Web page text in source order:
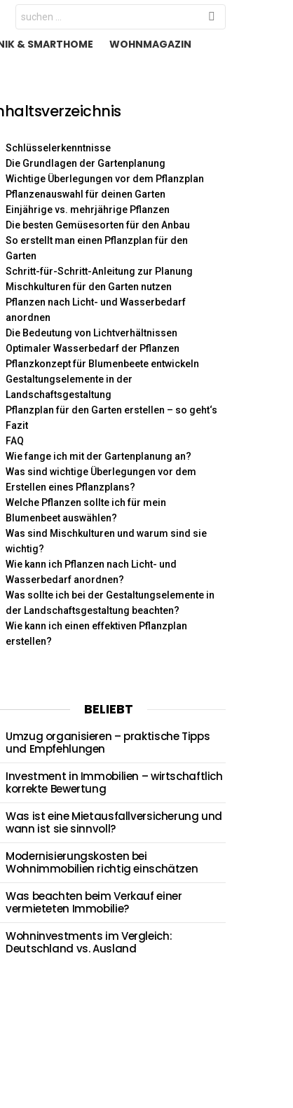
Search
for:
& SMARTHOME WOHNMAGAZIN
Schlüsselerkenntnisse
Die Grundlagen der Gartenplanung
Wichtige Überlegungen vor dem Pflanzplan
Pflanzenauswahl für deinen Garten
Einjährige vs. mehrjährige Pflanzen
Die besten Gemüsesorten für den Anbau
So erstellt man einen Pflanzplan für den
Garten
Schritt-für-Schritt-Anleitung zur Planung
Mischkulturen für den Garten nutzen
Pflanzen nach Licht- und Wasserbedarf
anordnen
Die Bedeutung von Lichtverhältnissen
Optimaler Wasserbedarf der Pflanzen
Pflanzkonzept für Blumenbeete entwickeln
Gestaltungselemente in der
Landschaftsgestaltung
Pflanzplan für den Garten erstellen – so geht‘s
Fazit
FAQ
Wie fange ich mit der Gartenplanung an?
Was sind wichtige Überlegungen vor dem
Erstellen eines Pflanzplans?
Welche Pflanzen sollte ich für mein
Blumenbeet auswählen?
Was sind Mischkulturen und warum sind sie
wichtig?
Wie kann ich Pflanzen nach Licht- und
Wasserbedarf anordnen?
Was sollte ich bei der Gestaltungselemente in
der Landschaftsgestaltung beachten?
Wie kann ich einen effektiven Pflanzplan
erstellen?
BELIEBT
Umzug organisieren – praktische Tipps
und Empfehlungen
Investment in Immobilien – wirtschaftlich
korrekte Bewertung
Was ist eine Mietausfallversicherung und
wann ist sie sinnvoll?
Modernisierungskosten bei
Wohnimmobilien richtig einschätzen
Was beachten beim Verkauf einer
vermieteten Immobilie?
Wohninvestments im Vergleich:
Deutschland vs. Ausland